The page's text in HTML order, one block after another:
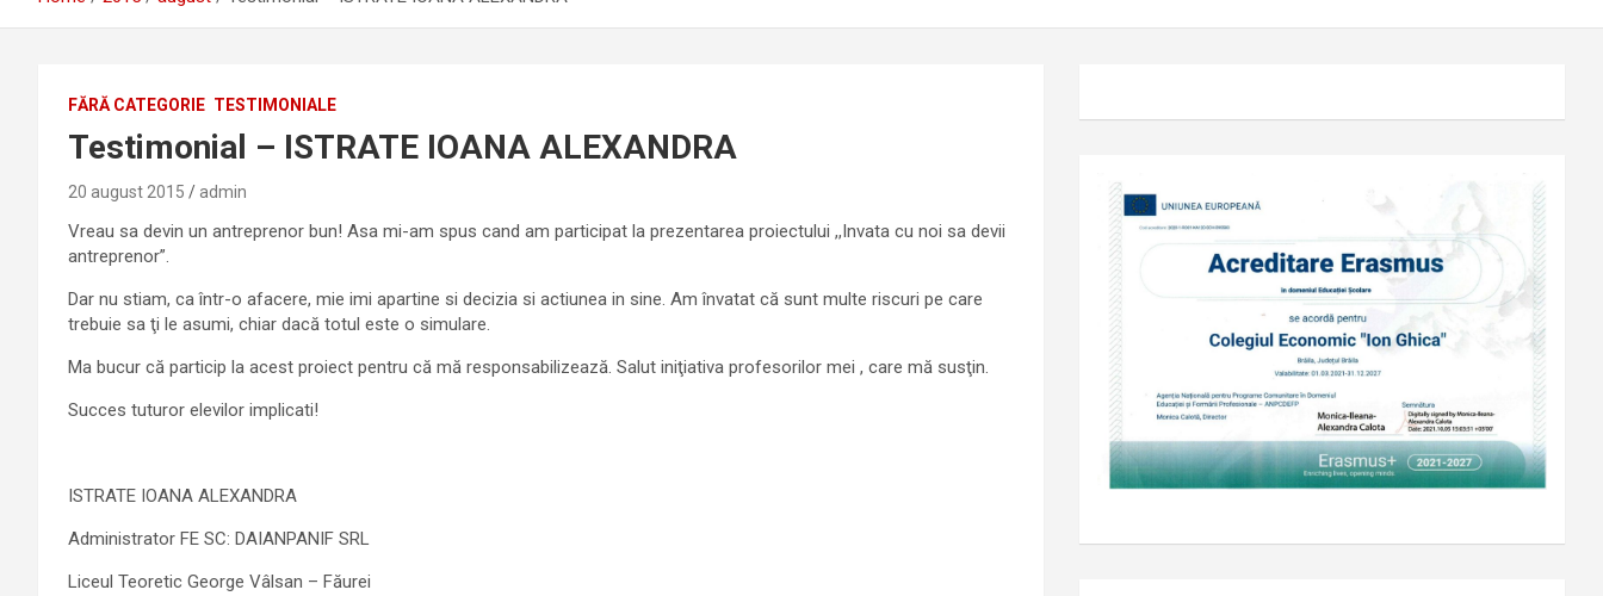
FĂRĂ CATEGORIE TESTIMONIALE
Testimonial – ISTRATE IOANA ALEXANDRA
20 august 2015 admin
Vreau sa devin un antreprenor bun! Asa mi-am spus cand am participat la prezentarea proiectului ,,Invata cu noi sa devii
antreprenor”.
Dar nu stiam, ca într-o afacere, mie imi apartine si decizia si actiunea in sine. Am învatat că sunt multe riscuri pe care
trebuie sa ţi le asumi, chiar dacă totul este o simulare.
Ma bucur că particip la acest proiect pentru că mă responsabilizează. Salut iniţiativa profesorilor mei , care mă susţin.
Succes tuturor elevilor implicati!
ISTRATE IOANA ALEXANDRA
Administrator FE SC: DAIANPANIF SRL
Liceul Teoretic George Vâlsan – Făurei